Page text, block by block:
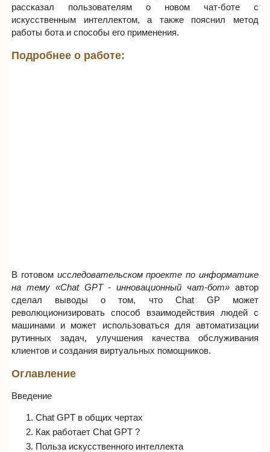
рассказал пользователям о новом чат-боте с
искусственным интеллектом, а также пояснил метод
работы бота и способы его применения.
Подробнее о работе:
В готовом исследовательском проекте по информатике
на тему «Chat GPT - инновационный чат-бот» автор
сделал выводы о том, что Chat GP может
революционизировать способ взаимодействия людей с
машинами и может использоваться для автоматизации
рутинных задач, улучшения качества обслуживания
клиентов и создания виртуальных помощников.
Оглавление
Введение
Chat GPT в общих чертах
Как работает Chat GPT ?
Польза искусственного интеллекта